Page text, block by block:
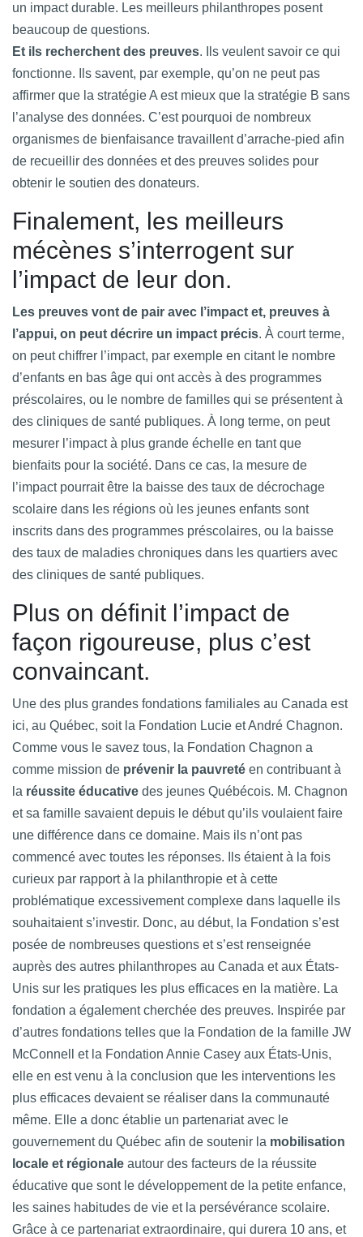
un impact durable. Les meilleurs philanthropes posent
beaucoup de questions.
Et ils recherchent des preuves. Ils veulent savoir ce qui
fonctionne. Ils savent, par exemple, qu’on ne peut pas
affirmer que la stratégie A est mieux que la stratégie B sans
l’analyse des données. C’est pourquoi de nombreux
organismes de bienfaisance travaillent d’arrache-pied afin
de recueillir des données et des preuves solides pour
obtenir le soutien des donateurs.
Finalement, les meilleurs
mécènes s’interrogent sur
l’impact de leur don.
Les preuves vont de pair avec l’impact et, preuves à
l’appui, on peut décrire un impact précis. À court terme,
on peut chiffrer l’impact, par exemple en citant le nombre
d’enfants en bas âge qui ont accès à des programmes
préscolaires, ou le nombre de familles qui se présentent à
des cliniques de santé publiques. À long terme, on peut
mesurer l’impact à plus grande échelle en tant que
bienfaits pour la société. Dans ce cas, la mesure de
l’impact pourrait être la baisse des taux de décrochage
scolaire dans les régions où les jeunes enfants sont
inscrits dans des programmes préscolaires, ou la baisse
des taux de maladies chroniques dans les quartiers avec
des cliniques de santé publiques.
Plus on définit l’impact de
façon rigoureuse, plus c’est
convaincant.
Une des plus grandes fondations familiales au Canada est
ici, au Québec, soit la Fondation Lucie et André Chagnon.
Comme vous le savez tous, la Fondation Chagnon a
comme mission de prévenir la pauvreté en contribuant à
la réussite éducative des jeunes Québécois. M. Chagnon
et sa famille savaient depuis le début qu’ils voulaient faire
une différence dans ce domaine. Mais ils n’ont pas
commencé avec toutes les réponses. Ils étaient à la fois
curieux par rapport à la philanthropie et à cette
problématique excessivement complexe dans laquelle ils
souhaitaient s’investir. Donc, au début, la Fondation s’est
posée de nombreuses questions et s’est renseignée
auprès des autres philanthropes au Canada et aux États-
Unis sur les pratiques les plus efficaces en la matière. La
fondation a également cherchée des preuves. Inspirée par
d’autres fondations telles que la Fondation de la famille JW
McConnell et la Fondation Annie Casey aux États-Unis,
elle en est venu à la conclusion que les interventions les
plus efficaces devaient se réaliser dans la communauté
même. Elle a donc établie un partenariat avec le
gouvernement du Québec afin de soutenir la mobilisation
locale et régionale autour des facteurs de la réussite
éducative que sont le développement de la petite enfance,
les saines habitudes de vie et la persévérance scolaire.
Grâce à ce partenariat extraordinaire, qui durera 10 ans, et